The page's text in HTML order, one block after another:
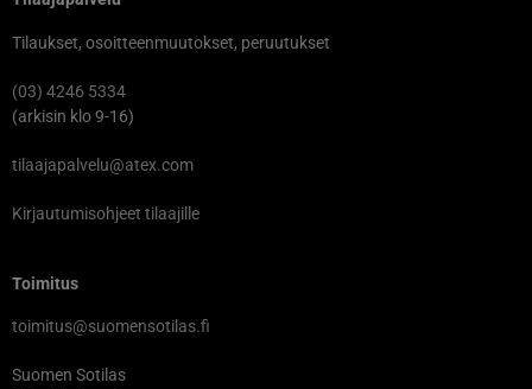
Tilaukset, osoitteenmuutokset, peruutukset
(03) 4246 5334
(arkisin klo 9-16)
tilaajapalvelu@atex.com
Kirjautumisohjeet tilaajille
Toimitus
toimitus@suomensotilas.fi
Suomen Sotilas